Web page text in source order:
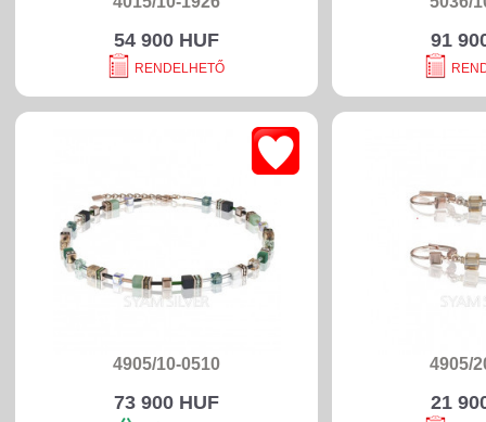
54 900 HUF
RENDELHETŐ
91
4905/10-0510
73 900 HUF
4905/
21